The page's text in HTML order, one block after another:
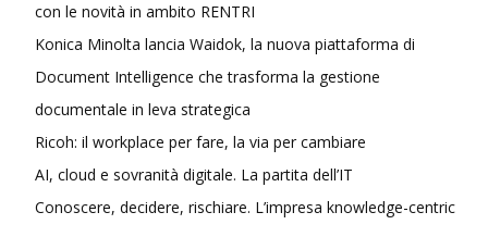
con le novità in ambito RENTRI
Konica Minolta lancia Waidok, la nuova piattaforma di
Document Intelligence che trasforma la gestione
documentale in leva strategica
Ricoh: il workplace per fare, la via per cambiare
AI, cloud e sovranità digitale. La partita dell’IT
Conoscere, decidere, rischiare. L’impresa knowledge-centric